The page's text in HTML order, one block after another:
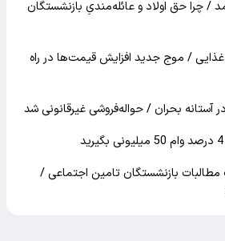
/ چرا حق اولاد و عائله‌مندیِ بازنشستگان
غذایی / موج جدید افزایش قیمت‌ها در راه
آستانه بحران / حواله‌فروشی غیرقانونی شد
بازنشستگان تامین اجتماعی /